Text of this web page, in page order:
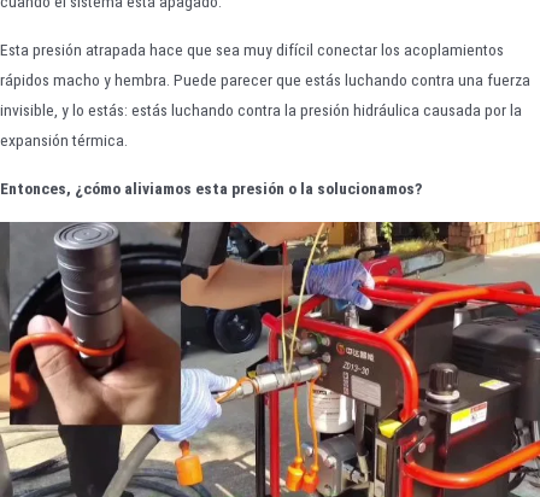
Esta presión atrapada hace que sea muy difícil conectar los acoplamientos
rápidos macho y hembra. Puede parecer que estás luchando contra una fuerza
invisible, y lo estás: estás luchando contra la presión hidráulica causada por la
expansión térmica.
Entonces, ¿cómo aliviamos esta presión o la solucionamos?